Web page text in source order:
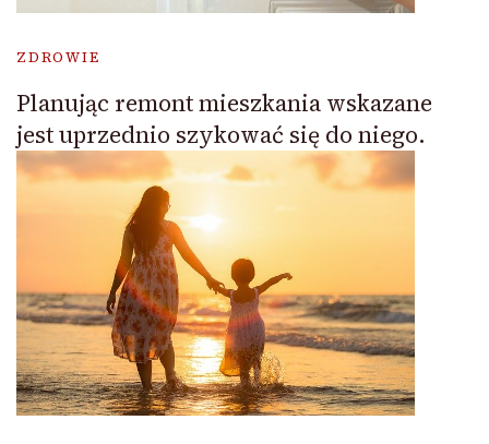
ZDROWIE
Planując remont mieszkania wskazane
jest uprzednio szykować się do niego.